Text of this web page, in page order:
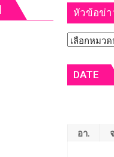
หัวข้อข่า
หัวข้อ
DATE
อา.